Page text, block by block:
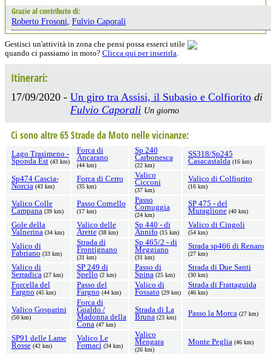
Grazie al contributo di:
Roberto Frosoni Fulvio Caporali
Gestisci un'attività in zona che pensi possa esserci utile
quando ci passiamo in moto? Clicca qui per inserirla.
Itinerari:
17/09/2020 - Un giro tra Assisi, il Subasio e Colfiorito di
Fulvio Caporali Un giorno
Ci sono altre 65 Strade da Moto nelle vicinanze:
Lago Trasimeno -
Sponda Est (43 km)
Forca di
Ancarano
(44 km)
Sp 240
Carbonesca
(22 km)
SS318/Sp245
Casacastalda (16 km)
Sp474 Cascia-
Norcia (43 km)
Forca di Cerro
(35 km)
Valico
Cicconi
(37 km)
Valico di Colfiorito
(16 km)
Valico Colle
Campana (39 km)
Passo Cornello
(17 km)
Passo
Cornuggia
(24 km)
SP 475 - del
Muraglione (40 km)
Gole della
Valnerina (34 km)
Valico delle
Arette (38 km)
Sp 440 - di
Annifo (15 km)
Valico di Cingoli
(54 km)
Valico di
Fabriano (33 km)
Strada di
Frontignano
(31 km)
Sp 465/2 - di
Meggiano
(31 km)
Strada sp466 di Renaro
(27 km)
Valico di
Serradica (27 km)
SP 249 di
Spello (2 km)
Passo di
Spina (25 km)
Strada di Due Santi
(30 km)
Forcella del
Fargno (45 km)
Passo del
Fargno (44 km)
Valico di
Fossato (29 km)
Strada di Frattaguida
(46 km)
Valico Gosparini
(50 km)
Forca di
Gualdo /
Madonna della
Cona (47 km)
Strada di La
Bruna (23 km) Passo la Morca (27 km)
SP91 delle Lame
Rosse (42 km)
Valico Le
Fornaci (34 km)
Valico
Mengara
(26 km)
Monte Peglia (46 km)